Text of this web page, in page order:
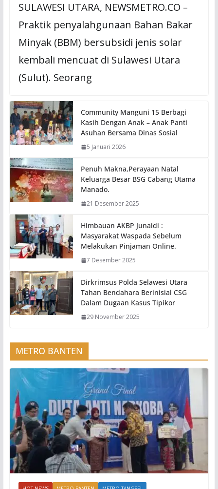
SULAWESI UTARA, NEWSMETRO.CO –
Praktik penyalahgunaan Bahan Bakar
Minyak (BBM) bersubsidi jenis solar
kembali mencuat di Sulawesi Utara
(Sulut). Seorang
Community Manguni 15 Berbagi
Kasih Dengan Anak – Anak Panti
Asuhan Bersama Dinas Sosial
5 Januari 2026
Penuh Makna,Perayaan Natal
Keluarga Besar BSG Cabang Utama
Manado.
21 Desember 2025
Himbauan AKBP Junaidi :
Masyarakat Waspada Sebelum
Melakukan Pinjaman Online.
7 Desember 2025
Dirkrimsus Polda Selawesi Utara
Tahan Bendahara Berinisial CSG
Dalam Dugaan Kasus Tipikor
29 November 2025
METRO BANTEN